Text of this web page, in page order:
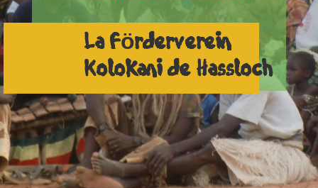
La Förderverein
Kolokani de Hassloch